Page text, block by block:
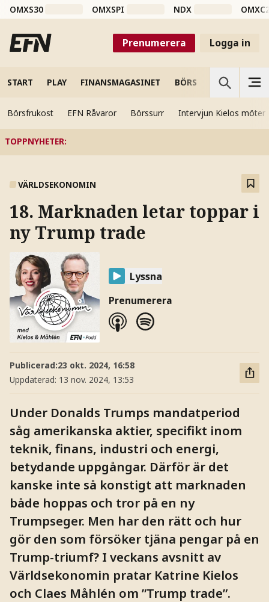
OMXS30 OMXSPI NDX
Prenumerera Logga in
START PLAY FINANSMAGASINET BÖRS VETENSKAP
Börsfrukost EFN Råvaror Börssurr Intervjun Kielos möter
TOPPNYHETER:
VÄRLDSEKONOMIN
18. Marknaden letar toppar i
ny Trump trade
Lyssna
Prenumerera
Publicerad:23 okt. 2024, 16:58
Uppdaterad: 13 nov. 2024, 13:53
Under Donalds Trumps mandatperiod
såg amerikanska aktier, specifikt inom
teknik, finans, industri och energi,
betydande uppgångar. Därför är det
kanske inte så konstigt att marknaden
både hoppas och tror på en ny
Trumpseger. Men har den rätt och hur
gör den som försöker tjäna pengar på en
Trump-triumf? I veckans avsnitt av
Världsekonomin pratar Katrine Kielos
och Claes Måhlén om ”Trump trade”.